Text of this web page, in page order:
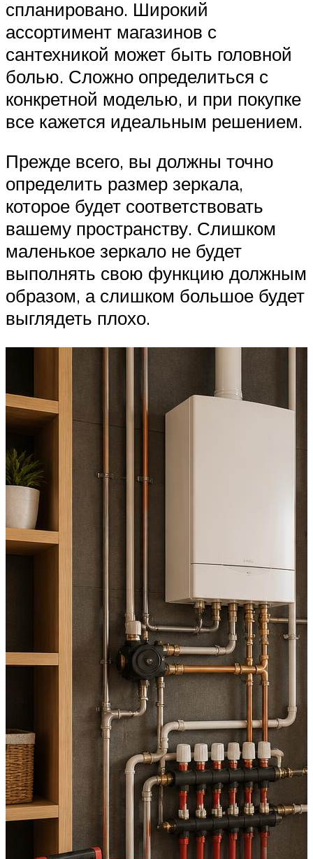
спланировано. Широкий
ассортимент магазинов с
сантехникой может быть головной
болью. Сложно определиться с
конкретной моделью, и при покупке
все кажется идеальным решением.
Прежде всего, вы должны точно
определить размер зеркала,
которое будет соответствовать
вашему пространству. Слишком
маленькое зеркало не будет
выполнять свою функцию должным
образом, а слишком большое будет
выглядеть плохо.